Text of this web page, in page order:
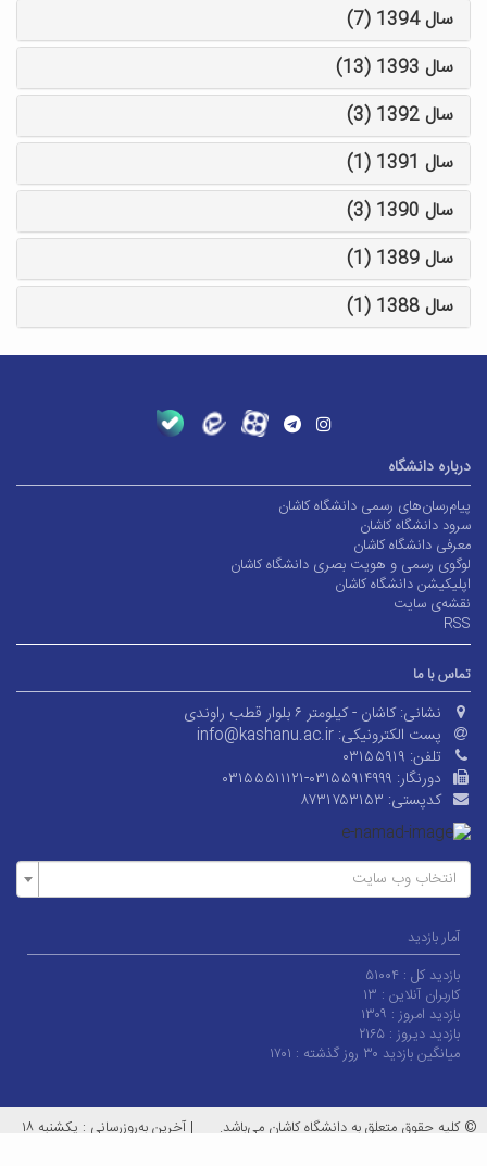
سال 1394 (7)
سال 1393 (13)
سال 1392 (3)
سال 1391 (1)
سال 1390 (3)
سال 1389 (1)
سال 1388 (1)
درباره دانشگاه
پیام‌رسان‌های رسمی دانشگاه کاشان
سرود دانشگاه کاشان
معرفی دانشگاه کاشان
لوگوی رسمی و هویت بصری دانشگاه کاشان
اپلیکیشن دانشگاه کاشان
نقشه‌ی سایت
RSS
تماس با ما
نشانی: کاشان - کیلومتر ۶ بلوار قطب راوندی
پست الکترونیکی: info@kashanu.ac.ir
تلفن: ۰۳۱۵۵۹۱۹
دورنگار: ۰۳۱۵۵۵۱۱۱۲۱-۰۳۱۵۵۹۱۴۹۹۹
کدپستی: ۸۷۳۱۷۵۳۱۵۳
انتخاب وب سایت
آمار بازدید
بازدید کل : ۵۱۰۰۴
کاربران آنلاین : ۱۳
بازدید امروز : ۱۳۰۹
بازدید دیروز : ۲۱۶۵
میانگین بازدید ۳۰ روز گذشته :
۱۷۰۱
© کلیه حقوق متعلق به دانشگاه کاشان می‌باشد. |
آخرین به‌روزرسانی : یکشنبه ۱۸